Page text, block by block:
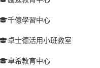
千億學習中心
卓士德活用小班教室
卓希教育中心